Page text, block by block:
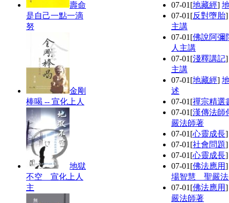
壽命
是自己一點一滴
努
金剛
棒喝 -- 宣化上人
地獄
不空 宣化上人
主
07-01 [地藏經]
07-01 [反對墮胎
主講
07-01 [佛說阿彌
人主講
07-01 [淺釋講記
主講
07-01 [地藏經]
述
07-01 [禪宗精選
07-01 [漢傳法師
嚴法師著
07-01 [心靈成長
07-01 [社會問題
07-01 [心靈成長
07-01 [佛法應用
場智慧 聖嚴
07-01 [佛法應用
嚴法師著